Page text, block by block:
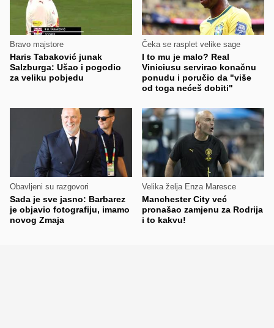
Bravo majstore
Haris Tabaković junak
Salzburga: Ušao i pogodio
za veliku pobjedu
Čeka se rasplet velike sage
I to mu je malo? Real
Viniciusu servirao konačnu
ponudu i poručio da "više
od toga nećeš dobiti"
Obavljeni su razgovori
Sada je sve jasno: Barbarez
je objavio fotografiju, imamo
novog Zmaja
Velika želja Enza Maresce
Manchester City već
pronašao zamjenu za Rodrija
i to kakvu!